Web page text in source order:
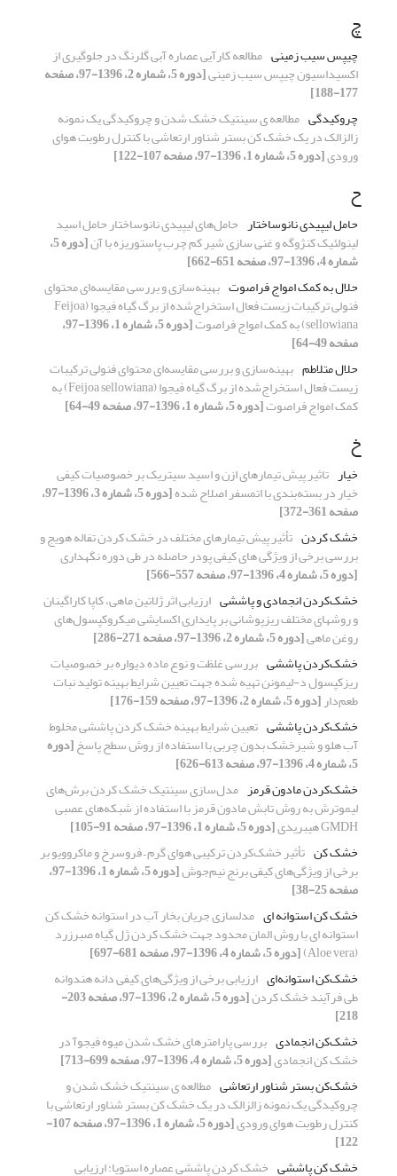
چ
چیپس سیب زمینی مطالعه کارآیی عصاره آبی گلرنگ در جلوگیری از
اکسیداسیون چیپس سیب زمینی [دوره 5، شماره 2، 1396-97، صفحه
177-188]
چروکیدگی مطالعه ی سینتیک خشک شدن و چروکیدگی یک نمونه
زالزالک در یک خشک کن بستر شناور ارتعاشی با کنترل رطوبت هوای
ورودی[دوره 5، شماره 1، 1396-97، صفحه 107-122]
ح
حامل لیپیدی نانوساختار حامل‌های لیپیدی نانوساختار حامل اسید
لینولئیک کنژوگه و غنی سازی شیر کم چرب پاستوریزه با آن [دوره 5،
شماره 4، 1396-97، صفحه 651-662]
حلال به کمک امواج فراصوت بهینه‌سازی و بررسی مقایسه‌ای محتوای
فنولی ترکیبات زیست فعال استخراج‌شده از برگ گیاه فیجوا (Feijoa
sellowiana) به کمک امواج فراصوت [دوره 5، شماره 1، 1396-97،
صفحه 49-64]
حلال متلاطم بهینه‌سازی و بررسی مقایسه‌ای محتوای فنولی ترکیبات
زیست فعال استخراج‌شده از برگ گیاه فیجوا (Feijoa sellowiana) به
کمک امواج فراصوت[دوره 5، شماره 1، 1396-97، صفحه 49-64]
خ
خیار تاثیر پیش تیمارهای ازن و اسید سیتریک بر خصوصیات کیفی
خیار در بسته‌بندی با اتمسفر اصلاح شده [دوره 5، شماره 3، 1396-97،
صفحه 361-372]
خشک کردن تأثیر پیش تیمارهای مختلف در خشک کردن تفاله هویج و
بررسی برخی از ویژگی های کیفی پودر حاصله در طی دوره نگهداری
[دوره 5، شماره 4، 1396-97، صفحه 557-566]
خشک‌کردن انجمادی و پاششی ارزیابی اثر ژلاتین ماهی، کاپا کاراگینان
و روشهای مختلف ریزپوشانی بر پایداری اکسایشی میکروکپسول‌های
روغن ماهی[دوره 5، شماره 2، 1396-97، صفحه 271-286]
خشک‌کردن پاششی بررسی غلظت و نوع ماده دیواره بر خصوصیات
ریزکپسول د-لیمونن تهیه شده جهت تعیین شرایط بهینه تولید نبات
طعم‌دار[دوره 5، شماره 2، 1396-97، صفحه 159-176]
خشک‌کردن پاششی تعیین شرایط بهینه خشک کردن پاششی مخلوط
آب هلو و شیرخشک بدون چربی با استفاده از روش سطح پاسخ[دوره
5، شماره 4، 1396-97، صفحه 613-626]
خشک‌کردن مادون قرمز مدل‌سازی سینتیک خشک کردن برش‌های
لیموترش به روش تابش مادون قرمز با استفاده از شبکه‌های عصبی
GMDH هیبریدی
[دوره 5، شماره 1، 1396-97، صفحه 91-105]
خشک کن تأثیر خشک‌کردن ترکیبی هوای گرم – فروسرخ و ماکروویو بر
برخی از ویژگی‌های کیفی برنج نیم‌جوش [دوره 5، شماره 1، 1396-97،
صفحه 25-38]
خشک کن استوانه ای مدلسازی جریان بخار آب در استوانه خشک کن
استوانه ای با روش المان محدود جهت خشک کردن ژل گیاه صبرزرد
(Aloe vera)
[دوره 5، شماره 4، 1396-97، صفحه 681-697]
خشک‌کن استوانه‌ای ارزیابی برخی از ویژگی‌های کیفی دانه هندوانه
طی فرآیند خشک کردن [دوره 5، شماره 2، 1396-97، صفحه 203-
218]
خشک‌کن انجمادی بررسی پارامترهای خشک شدن میوه فیجوآ در
خشک کن انجمادی[دوره 5، شماره 4، 1396-97، صفحه 699-713]
خشک‌کن بستر شناور ارتعاشی مطالعه ی سینتیک خشک شدن و
چروکیدگی یک نمونه زالزالک در یک خشک کن بستر شناور ارتعاشی با
کنترل رطوبت هوای ورودی [دوره 5، شماره 1، 1396-97، صفحه 107-
122]
خشک کن پاششی خشک کردن پاششی عصاره‌ استویا: ارزیابی